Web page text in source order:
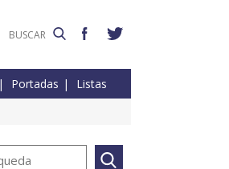
Portadas Listas